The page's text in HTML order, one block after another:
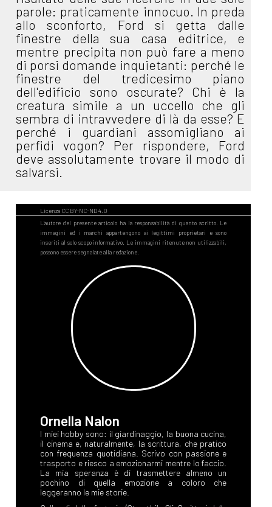
parole: praticamente innocuo. In preda
allo sconforto, Ford si getta dalle
finestre della sua casa editrice, e
mentre precipita non può fare a meno
di porsi domande inquietanti: perché le
finestre del tredicesimo piano
dell'edificio sono oscurate? Chi è la
creatura simile a un uccello che gli
sembra di intravvedere di là da esse? E
perché i guardiani assomigliano ai
perfidi vogon? Per rispondere, Ford
deve assolutamente trovare il modo di
salvarsi.
Ornella Nalon